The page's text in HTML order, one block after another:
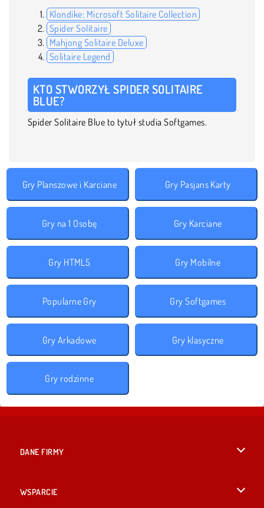
Klondike: Microsoft Solitaire Collection
Spider Solitaire
Mahjong Solitaire Deluxe
Solitaire Legend
KTO STWORZYŁ SPIDER SOLITAIRE
BLUE?
Spider Solitaire Blue to tytuł studia Softgames.
Gry Planszowe i Karciane Gry Pasjans Karty
Gry na 1 Osobę Gry Karciane
Gry HTML5 Gry Mobilne
Popularne Gry Gry Softgames
Gry Arkadowe Gry klasyczne
Gry rodzinne
DANE FIRMY
WSPARCIE